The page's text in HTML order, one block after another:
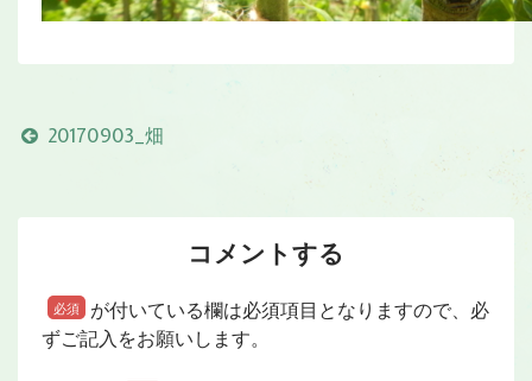
20170903_畑
コメントする
必須
が付いている欄は必須項目となりますので、必
ずご記入をお願いします。